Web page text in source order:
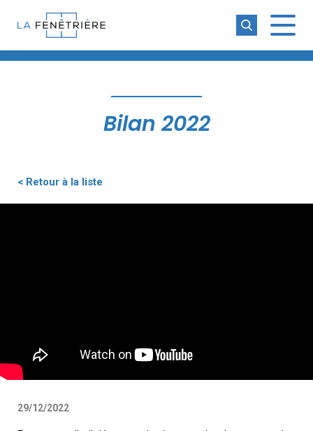
La Fenêtrière
Bilan 2022
< Retour à la liste
29/12/2022